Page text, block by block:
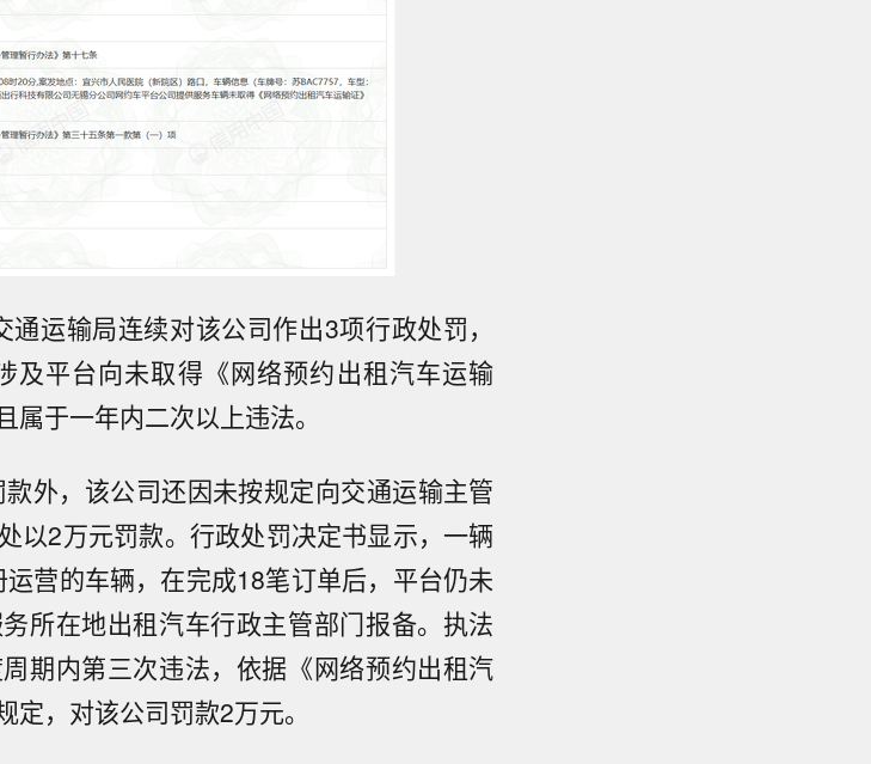
运输局连续对该公司作出3项行政处罚，
及平台向未取得《网络预约出租汽车运输
于一年内二次以上违法。
外，该公司还因未按规定向交通运输主管
以2万元罚款。行政处罚决定书显示，一辆
营的车辆，在完成18笔订单后，平台仍未
所在地出租汽车行政主管部门报备。执法
期内第三次违法，依据《网络预约出租汽
，对该公司罚款2万元。